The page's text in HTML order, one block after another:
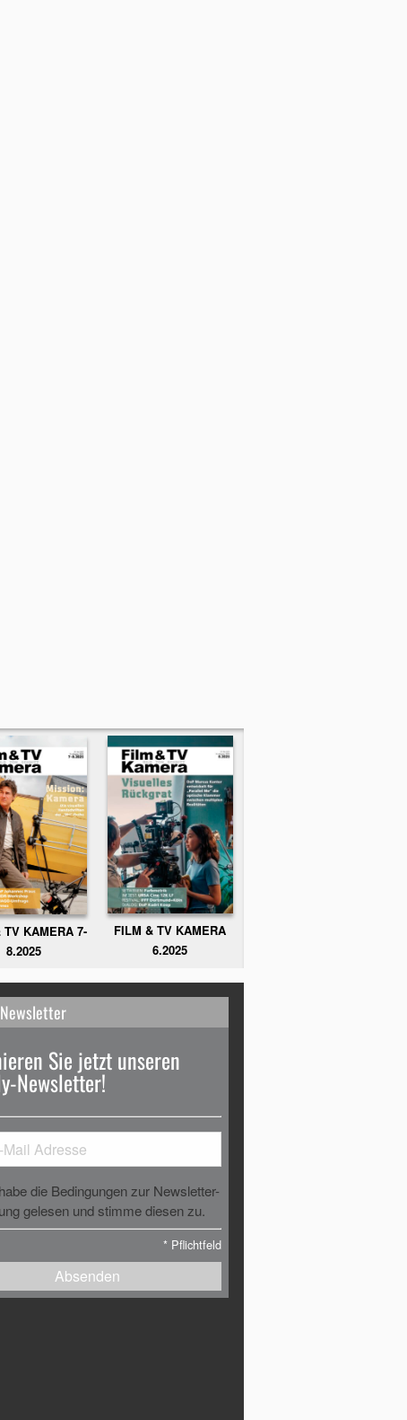
TV KAMERA 7-
8.2025
FILM & TV KAMERA
6.2025
Sie jetzt unseren
Newsletter!
die Bedingungen zur Newsletter-
gelesen und stimme diesen zu.
* Pflichtfeld
Absenden